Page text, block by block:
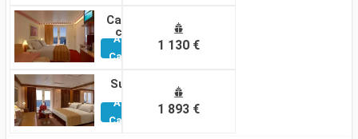
Cabina
con
balcone
Altre
Cabine
Suite
Altre
Cabine
1 130 €
1 893 €